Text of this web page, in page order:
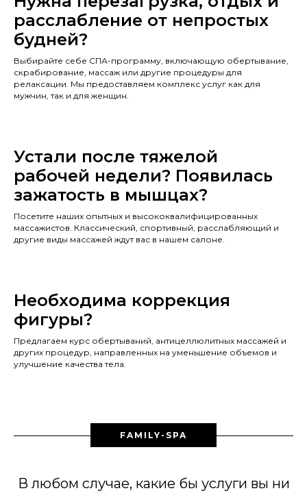
расслабление от непростых
будней?
Выбирайте себе СПА-программу, включающую обертывание,
скрабирование, массаж или другие процедуры для
релаксации. Мы предоставляем комплекс услуг как для
мужчин, так и для женщин.
Устали после тяжелой
рабочей недели? Появилась
зажатость в мышцах?
Посетите наших опытных и высококвалифицированных
массажистов. Классический, спортивный, расслабляющий и
другие виды массажей ждут вас в нашем салоне.
Необходима коррекция
фигуры?
Предлагаем курс обертываний, антицеллюлитных массажей и
других процедур, направленных на уменьшение объемов и
улучшение качества тела.
FAMILY-SPA
В любом случае, какие бы услуги вы ни